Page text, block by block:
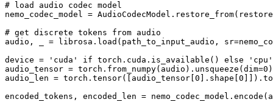
# load audio codec model
nemo_codec_model =
# get discrete tokens from audio
audio, _ = librosa.load(path_to_input_audio,
device = 'cuda' if torch.cuda.is_available() else 'cpu'
audio_tensor =
audio_len =
encoded_tokens, encoded_len =